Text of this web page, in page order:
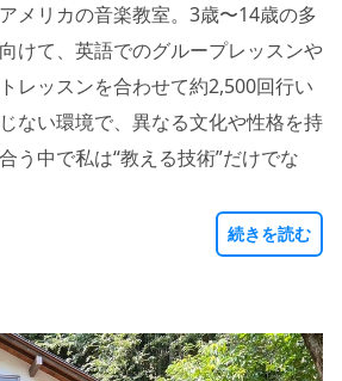
メリカの音楽教室。3歳〜14歳の多
けて、英語でのグループレッスンや
レッスンを合わせて約2,500回行い
ない環境で、異なる文化や性格を持
う中で私は“教える技術”だけでな
続きを読む